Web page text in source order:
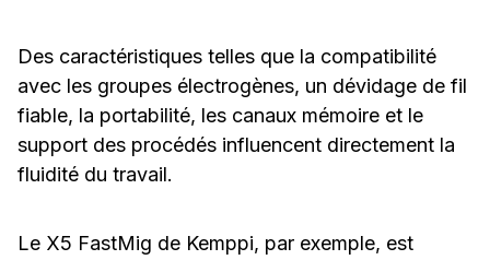
Des caractéristiques telles que la compatibilité
avec les groupes électrogènes, un dévidage de fil
fiable, la portabilité, les canaux mémoire et le
support des procédés influencent directement la
fluidité du travail.
Le X5 FastMig de Kemppi, par exemple, est